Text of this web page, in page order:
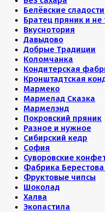
Белёвские сладости
Братец пряник и не
Вкуснотория
Давыдово
Добрые Традиции
Коломчанка
Кондитерская
Кронштадтская
Мармеко
Мармелад Сказка
Мармелэнд
Покровский пряник
Разное и нужное
Сибирский кедр
София
Суворовские
Фабрика Берестова
Фруктовые чипсы
Шоколад
Халва
Экопастила